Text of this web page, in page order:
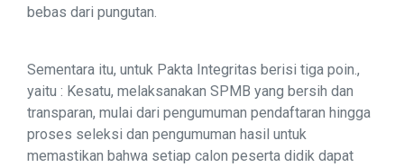
bebas dari pungutan.
Sementara itu, untuk Pakta Integritas berisi tiga poin.,
yaitu : Kesatu, melaksanakan SPMB yang bersih dan
transparan, mulai dari pengumuman pendaftaran hingga
proses seleksi dan pengumuman hasil untuk
memastikan bahwa setiap calon peserta didik dapat